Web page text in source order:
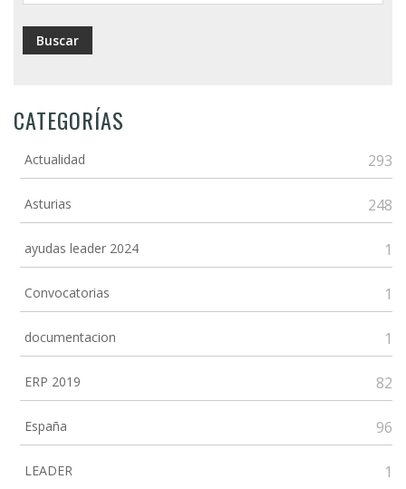
CATEGORÍAS
Actualidad 293
Asturias 248
ayudas leader 2024 1
Convocatorias 1
documentacion 1
ERP 2019 82
España 96
LEADER 1